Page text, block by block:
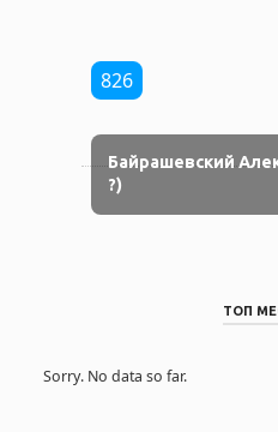
826
Байрашевский
?)
ТОП
Sorry. No data so far.